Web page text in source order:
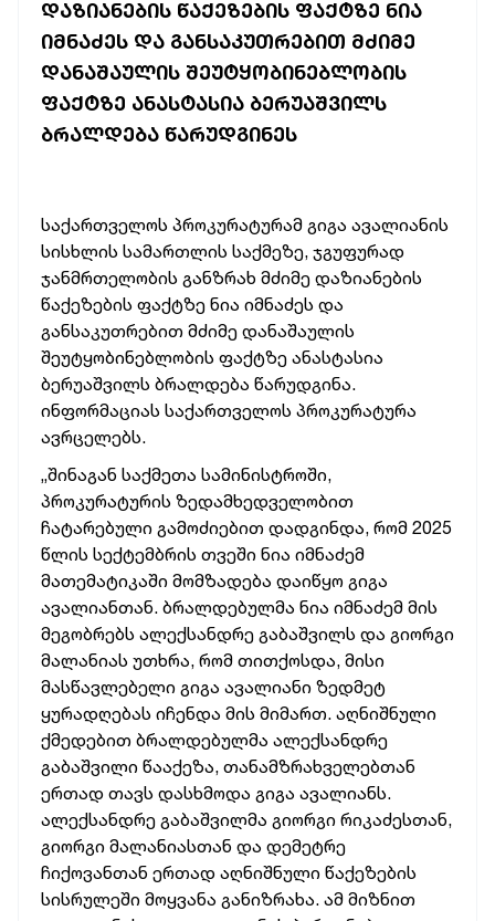
ᲓᲐᲖᲘᲐᲜᲔᲑᲘᲡ ᲬᲐᲥᲔᲖᲔᲑᲘᲡ ᲤᲐᲥᲢᲖᲔ ᲜᲘᲐ
ᲘᲛᲜᲐᲫᲔᲡ ᲓᲐ ᲒᲐᲜᲡᲐᲙᲣᲗᲠᲔᲑᲘᲗ ᲛᲫᲘᲛᲔ
ᲓᲐᲜᲐᲨᲐᲣᲚᲘᲡ ᲨᲔᲣᲢᲧᲝᲑᲘᲜᲔᲑᲚᲝᲑᲘᲡ
ᲤᲐᲥᲢᲖᲔ ᲐᲜᲐᲡᲢᲐᲡᲘᲐ ᲑᲔᲠᲣᲐᲨᲕᲘᲚᲡ
ᲑᲠᲐᲚᲓᲔᲑᲐ ᲬᲐᲠᲣᲓᲒᲘᲜᲔᲡ
საქართველოს პროკურატურამ გიგა ავალიანის
სისხლის სამართლის საქმეზე, ჯგუფურად
ჯანმრთელობის განზრახ მძიმე დაზიანების
წაქეზების ფაქტზე ნია იმნაძეს და
განსაკუთრებით მძიმე დანაშაულის
შეუტყობინებლობის ფაქტზე ანასტასია
ბერუაშვილს ბრალდება წარუდგინა.
ინფორმაციას საქართველოს პროკურატურა
ავრცელებს.
„შინაგან საქმეთა სამინისტროში,
პროკურატურის ზედამხედველობით
ჩატარებული გამოძიებით დადგინდა, რომ 2025
წლის სექტემბრის თვეში ნია იმნაძემ
მათემატიკაში მომზადება დაიწყო გიგა
ავალიანთან. ბრალდებულმა ნია იმნაძემ მის
მეგობრებს ალექსანდრე გაბაშვილს და გიორგი
მალანიას უთხრა, რომ თითქოსდა, მისი
მასწავლებელი გიგა ავალიანი ზედმეტ
ყურადღებას იჩენდა მის მიმართ. აღნიშნული
ქმედებით ბრალდებულმა ალექსანდრე
გაბაშვილი წააქეზა, თანამზრახველებთან
ერთად თავს დასხმოდა გიგა ავალიანს.
ალექსანდრე გაბაშვილმა გიორგი რიკაძესთან,
გიორგი მალანიასთან და დემეტრე
ჩიქოვანთან ერთად აღნიშნული წაქეზების
სისრულეში მოყვანა განიზრახა. ამ მიზნით